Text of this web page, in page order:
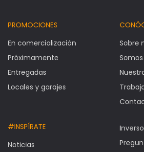
PROMOCIONES
En comercialización
Próximamente
Entregadas
Locales y garajes
Sobre
#INSPÍRATE
Noticias